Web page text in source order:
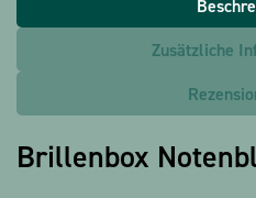
Zusätzliche
Brillenbox